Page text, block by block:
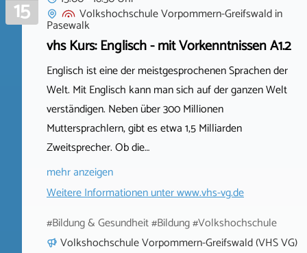
15
Volkshochschule Vorpommern-Greifswaldin
Pasewalk
vhs Kurs: Englisch - mit Vorkenntnissen A1.2
Englisch ist eine der meistgesprochenen Sprachen der
Welt. Mit Englisch kann man sich auf der ganzen Welt
verständigen. Neben über 300 Millionen
Muttersprachlern, gibt es etwa 1,5 Milliarden
Zweitsprecher. Ob die…
mehr anzeigen
Weitere Informationen unterwww.vhs-vg.de
#Bildung & Gesundheit #Bildung #Volkshochschule
Volkshochschule Vorpommern-Greifswald (VHS VG)